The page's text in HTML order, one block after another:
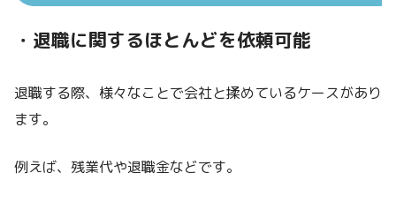
・退職に関するほとんどを依頼可能
退職する際、様々なことで会社と揉めているケースがあり
ます。
例えば、残業代や退職金などです。